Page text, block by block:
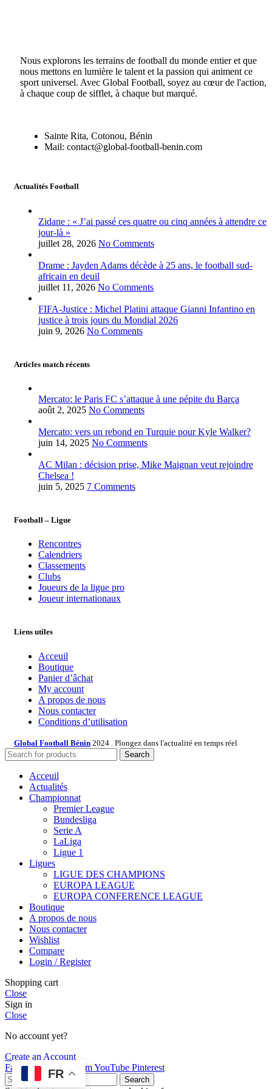
Nous explorons les terrains de football du monde entier et que
nous mettons en lumière le talent et la passion qui animent ce
sport universel. Avec Global Football, soyez au cœur de l'action,
à chaque coup de sifflet, à chaque but marqué.
Sainte Rita, Cotonou, Bénin
Mail: contact@global-football-benin.com
Actualités Football
Zidane : « J’ai passé ces quatre ou cinq années à attendre ce
jour-là »
juillet 28, 2026 No Comments
Drame : Jayden Adams décède à 25 ans, le football sud-
africain en deuil
juillet 11, 2026 No Comments
FIFA-Justice : Michel Platini attaque Gianni Infantino en
justice à trois jours du Mondial 2026
juin 9, 2026 No Comments
Articles match récents
Mercato: le Paris FC s’attaque à une pépite du Barça
août 2, 2025 No Comments
Mercato: vers un rebond en Turquie pour Kyle Walker?
juin 14, 2025 No Comments
AC Milan : décision prise, Mike Maignan veut rejoindre
Chelsea !
juin 5, 2025 7 Comments
Football – Ligue
Rencontres
Calendriers
Classements
Clubs
Joueurs de la ligue pro
Joueur internationaux
Liens utiles
Acceuil
Boutique
Panier d’âchat
My account
A propos de nous
Nous contacter
Conditions d’utilisation
Global Football Bénin 2024 . Plongez dans l'actualité en temps réel
Search
Acceuil
Actualités
Championnat
Premier League
Bundesliga
Serie A
LaLiga
Ligue 1
Ligues
LIGUE DES CHAMPIONS
EUROPA LEAGUE
EUROPA CONFERENCE LEAGUE
Boutique
A propos de nous
Nous contacter
Wishlist
Compare
Login / Register
Shopping cart
Close
Sign in
Close
No account yet?
Create an Account
Facebook
X InstagramYouTube Pinterest
Search
FR